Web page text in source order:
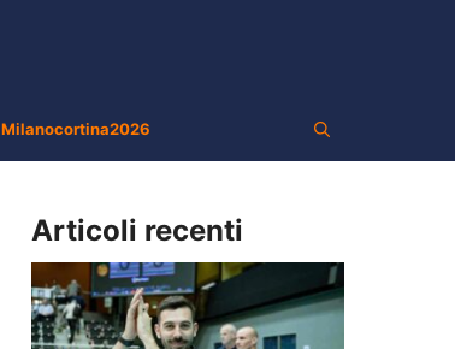
Milanocortina2026
Articoli recenti